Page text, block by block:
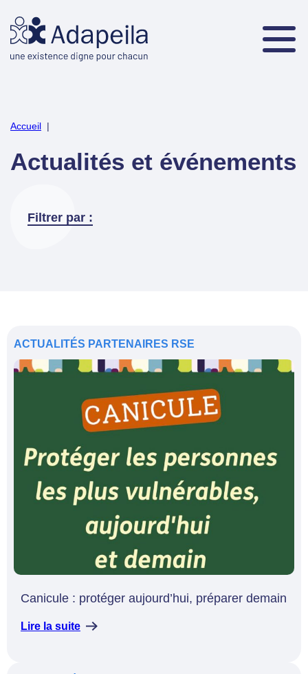
Accueil |
Actualités et événements
Filtrer par :
ACTUALITÉS PARTENAIRES RSE
Canicule : protéger aujourd’hui, préparer demain
Lire la suite